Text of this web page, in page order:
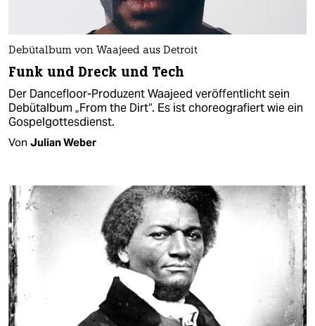
Debütalbum von Waajeed aus Detroit
Funk und Dreck und Tech
Der Dancefloor-Produzent Waajeed veröffentlicht sein
Debütalbum „From the Dirt“. Es ist choreografiert wie ein
Gospelgottesdienst.
Von Julian Weber